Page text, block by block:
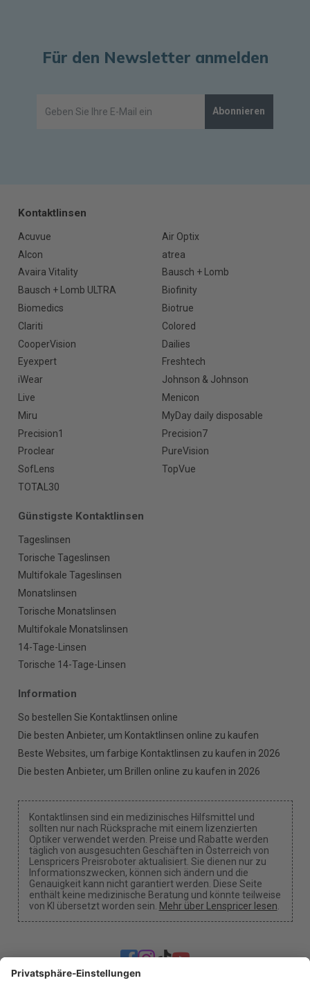
Für den Newsletter anmelden
Abonnieren
Kontaktlinsen
Acuvue
Air Optix
Alcon
atrea
Avaira Vitality
Bausch + Lomb
Bausch + Lomb ULTRA
Biofinity
Biomedics
Biotrue
Clariti
Colored
CooperVision
Dailies
Eyexpert
Freshtech
iWear
Johnson & Johnson
Live
Menicon
Miru
MyDay daily disposable
Precision1
Precision7
Proclear
PureVision
SofLens
TopVue
TOTAL30
Günstigste Kontaktlinsen
Tageslinsen
Torische Tageslinsen
Multifokale Tageslinsen
Monatslinsen
Torische Monatslinsen
Multifokale Monatslinsen
14-Tage-Linsen
Torische 14-Tage-Linsen
Information
So bestellen Sie Kontaktlinsen online
Die besten Anbieter, um Kontaktlinsen online zu kaufen
Beste Websites, um farbige Kontaktlinsen zu kaufen in 2026
Die besten Anbieter, um Brillen online zu kaufen in 2026
Kontaktlinsen sind ein medizinisches Hilfsmittel und
sollten nur nach Rücksprache mit einem lizenzierten
Optiker verwendet werden. Preise und Rabatte werden
täglich von ausgesuchten Geschäften in Österreich von
Lenspricers Preisroboter aktualisiert. Sie dienen nur zu
Informationszwecken, können sich ändern und die
Genauigkeit kann nicht garantiert werden. Diese Seite
enthält keine medizinische Beratung und könnte teilweise
von KI übersetzt worden sein. Mehr über Lenspricer lesen.